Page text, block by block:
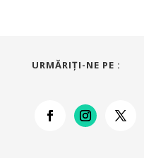
URMĂRIŢI-NE PE :